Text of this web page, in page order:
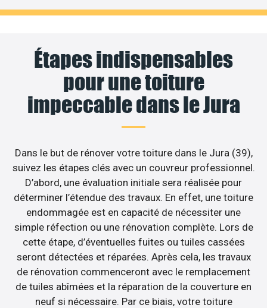
Étapes indispensables
pour une toiture
impeccable dans le Jura
Dans le but de rénover votre toiture dans le Jura (39),
suivez les étapes clés avec un couvreur professionnel.
D’abord, une évaluation initiale sera réalisée pour
déterminer l’étendue des travaux. En effet, une toiture
endommagée est en capacité de nécessiter une
simple réfection ou une rénovation complète. Lors de
cette étape, d’éventuelles fuites ou tuiles cassées
seront détectées et réparées. Après cela, les travaux
de rénovation commenceront avec le remplacement
de tuiles abîmées et la réparation de la couverture en
neuf si nécessaire. Par ce biais, votre toiture